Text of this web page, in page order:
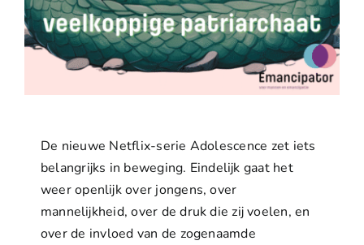
De nieuwe Netflix-serie Adolescence zet iets
belangrijks in beweging. Eindelijk gaat het
weer openlijk over jongens, over
mannelijkheid, over de druk die zij voelen, en
over de invloed van de zogenaamde